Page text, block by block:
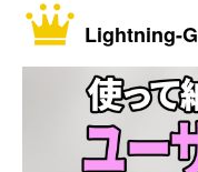
Lightning-G